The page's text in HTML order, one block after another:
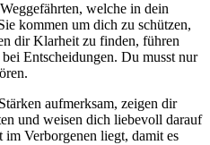
welche in dein
kommen um dich zu schützen,
dir Klarheit zu finden, führen
Entscheidungen. Du musst nur
aufmerksam, zeigen dir
und weisen dich liebevoll darauf
Verborgenen liegt, damit es